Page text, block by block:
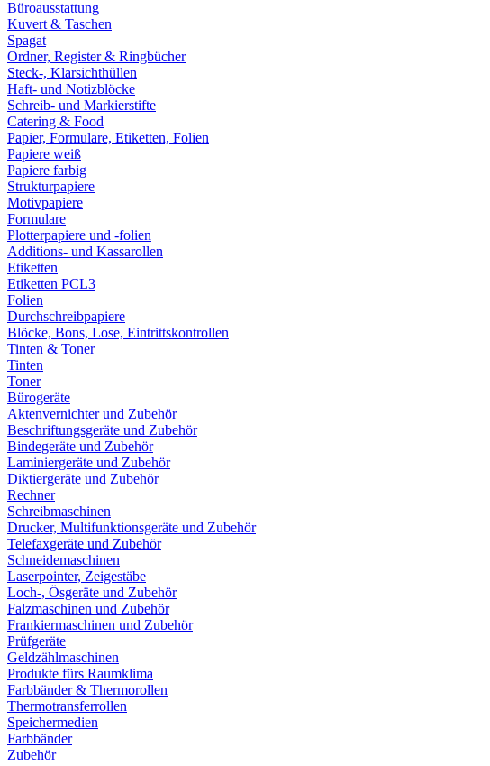
Büroausstattung
Kuvert & Taschen
Spagat
Ordner, Register & Ringbücher
Steck-, Klarsichthüllen
Haft- und Notizblöcke
Schreib- und Markierstifte
Catering & Food
Papier, Formulare, Etiketten, Folien
Papiere weiß
Papiere farbig
Strukturpapiere
Motivpapiere
Formulare
Plotterpapiere und -folien
Additions- und Kassarollen
Etiketten
Etiketten PCL3
Folien
Durchschreibpapiere
Blöcke, Bons, Lose, Eintrittskontrollen
Tinten & Toner
Tinten
Toner
Bürogeräte
Aktenvernichter und Zubehör
Beschriftungsgeräte und Zubehör
Bindegeräte und Zubehör
Laminiergeräte und Zubehör
Diktiergeräte und Zubehör
Rechner
Schreibmaschinen
Drucker, Multifunktionsgeräte und Zubehör
Telefaxgeräte und Zubehör
Schneidemaschinen
Laserpointer, Zeigestäbe
Loch-, Ösgeräte und Zubehör
Falzmaschinen und Zubehör
Frankiermaschinen und Zubehör
Prüfgeräte
Geldzählmaschinen
Produkte fürs Raumklima
Farbbänder & Thermorollen
Thermotransferrollen
Speichermedien
Farbbänder
Zubehör